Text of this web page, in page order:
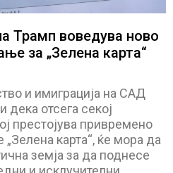
Трамп воведува ново
за „Зелена карта“
и имиграција на САД
отсега секој
престојува привремено
карта“, ќе мора да
земја за да поднесе